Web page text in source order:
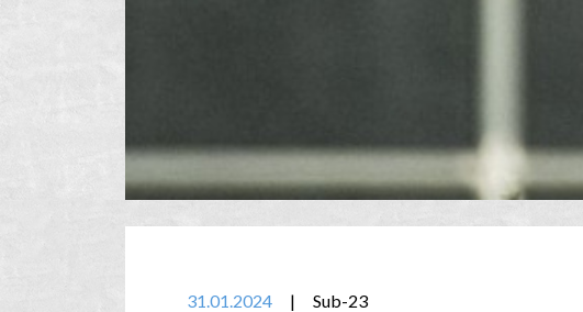
31.01.2024 | Sub-23